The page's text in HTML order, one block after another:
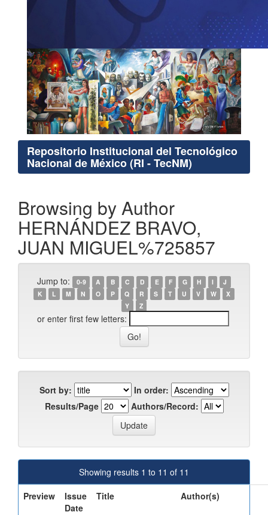
Repositorio Institucional del Tecnológico
Nacional de México (RI - TecNM)
Browsing by Author
HERNÁNDEZ BRAVO,
JUAN MIGUEL%725857
Jump to: 0-9 A B C D E F G H I
J
K
L M N O P Q R S T U V W
X
Y
Z
or enter first few letters:
Sort by:
In order:
Results/Page
Authors/Record:
Showing results 1 to 11 of 11
Preview
Issue
Date
Title Author(s)